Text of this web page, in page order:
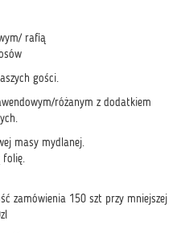
rafią
gości.
różanym z dodatkiem
masy mydlanej.
folię.
zamówienia 150 szt przy mniejszej